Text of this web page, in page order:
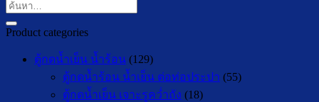
ค้นหา:
Product categories
ตู้กดน้ำเย็น น้ำร้อน (129)
ตู้กดน้ำร้อน น้ำเย็น ต่อท่อประปา (55)
ตู้กดน้ำเย็น เจาะรูคว่ำถัง (18)